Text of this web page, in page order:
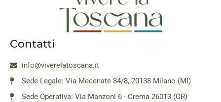
Contatti
info@viverelatoscana.it
Sede Legale: Via Mecenate 84/8, 20138 Milano (MI)
Sede Operativa: Via Manzoni 6 - Crema 26013 (CR)